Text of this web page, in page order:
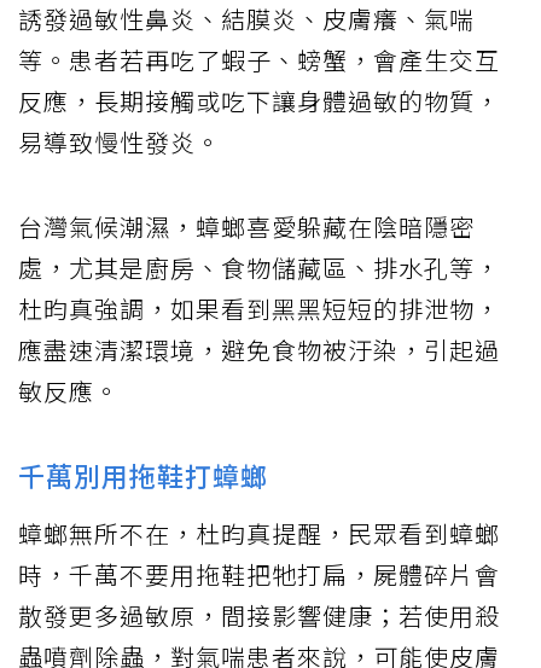
誘發過敏性鼻炎、結膜炎、皮膚癢、氣喘
等。患者若再吃了蝦子、螃蟹，會產生交互
反應，長期接觸或吃下讓身體過敏的物質，
易導致慢性發炎。
台灣氣候潮濕，蟑螂喜愛躲藏在陰暗隱密
處，尤其是廚房、食物儲藏區、排水孔等，
杜昀真強調，如果看到黑黑短短的排泄物，
應盡速清潔環境，避免食物被汙染，引起過
敏反應。
千萬別用拖鞋打蟑螂
蟑螂無所不在，杜昀真提醒，民眾看到蟑螂
時，千萬不要用拖鞋把牠打扁，屍體碎片會
散發更多過敏原，間接影響健康；若使用殺
蟲噴劑除蟲，對氣喘患者來說，可能使皮膚